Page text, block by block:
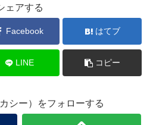
ェアする
Facebook はてブ
LINE コピー
シー）をフォローする